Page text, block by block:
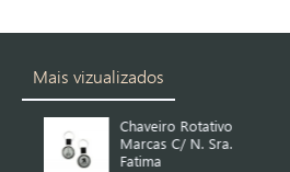
Mais vizualizados
Chaveiro Rotativo
Marcas C/ N. Sra.
Fatima